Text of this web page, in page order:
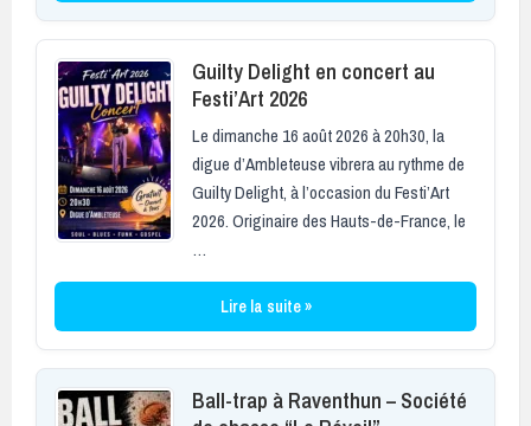
Guilty Delight en concert au
Festi’Art 2026
Le dimanche 16 août 2026 à 20h30, la
digue d’Ambleteuse vibrera au rythme de
Guilty Delight, à l’occasion du Festi’Art
2026. Originaire des Hauts-de-France, le
…
Lire la suite »
Ball-trap à Raventhun – Société